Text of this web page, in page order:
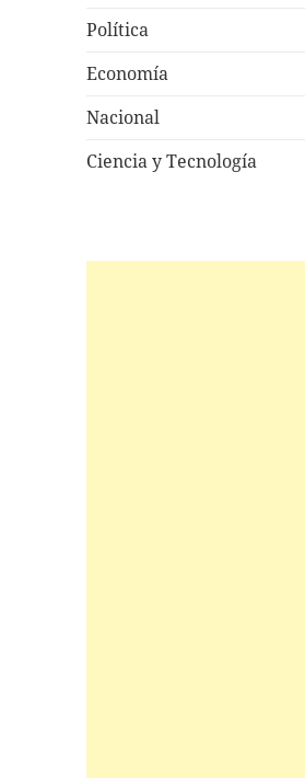
Política
Economía
Nacional
Ciencia y Tecnología